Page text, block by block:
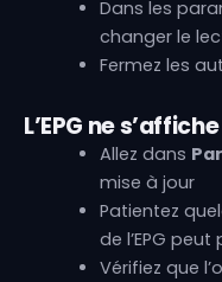
Dans les
changer le
Fermez les
L’EPG ne
Allez dans
mise à jour
Patientez
de l’EPG
Vérifiez que